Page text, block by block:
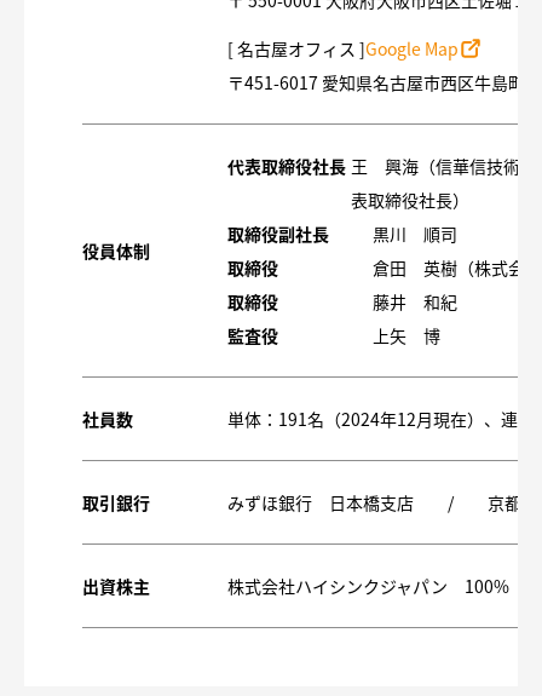
[ 名古屋オフィス ]Google Map
〒451-6017 愛知県名古屋市西区牛島町
役員体制
代表取締役社長 王 興海（信華信技術國
表取締役社長）
取締役副社長
黒川 順司
取締役
倉田 英樹（株式会
取締役
藤井 和紀
監査役
上矢 博
社員数 単体：191名（2024年12月現在）、連
取引銀行 みずほ銀行 日本橋支店 / 京都銀
出資株主 株式会社ハイシンクジャパン 100%